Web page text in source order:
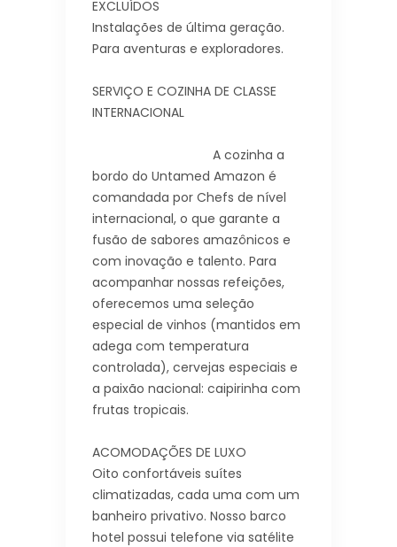
EXCLUÍDOS
Instalações de última geração.
Para aventuras e exploradores.
SERVIÇO E COZINHA DE CLASSE
INTERNACIONAL
A cozinha a
bordo do Untamed Amazon é
comandada por Chefs de nível
internacional, o que garante a
fusão de sabores amazônicos e
com inovação e talento. Para
acompanhar nossas refeições,
oferecemos uma seleção
especial de vinhos (mantidos em
adega com temperatura
controlada), cervejas especiais e
a paixão nacional: caipirinha com
frutas tropicais.
ACOMODAÇÕES DE LUXO
Oito confortáveis suítes
climatizadas, cada uma com um
banheiro privativo. Nosso barco
hotel possui telefone via satélite